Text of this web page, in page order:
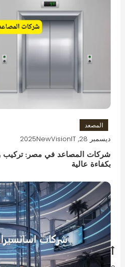
المصعد
ديسمبر 28, 2025 NewVisionIT
شركات المصاعد في مصر: تركيب
بكفاءة عالية